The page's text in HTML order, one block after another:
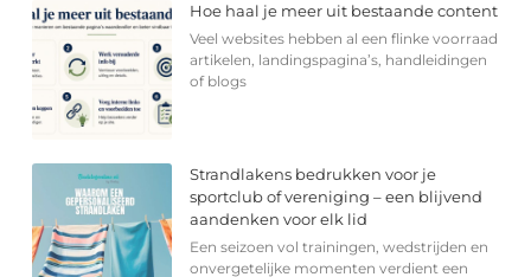
Hoe haal je meer uit bestaande content
Veel websites hebben al een flinke voorraad
artikelen, landingspagina’s, handleidingen
of blogs
Strandlakens bedrukken voor je
sportclub of vereniging – een blijvend
aandenken voor elk lid
Een seizoen vol trainingen, wedstrijden en
onvergetelijke momenten verdient een